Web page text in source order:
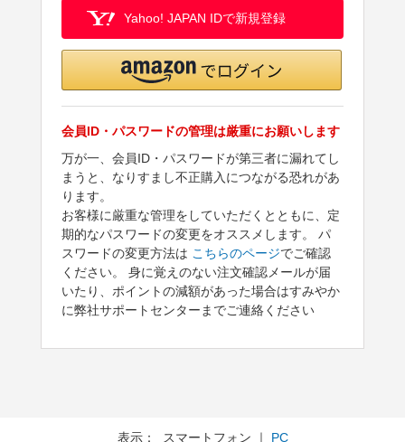
Yahoo! JAPAN IDで新規登録
会員ID・パスワードの管理は厳重にお願いします
万が一、会員ID・パスワードが第三者に漏れてし
まうと、なりすまし不正購入につながる恐れがあ
ります。
お客様に厳重な管理をしていただくとともに、定
期的なパスワードの変更をオススメします。 パ
スワードの変更方法は こちらのページでご確認
ください。 身に覚えのない注文確認メールが届
いたり、ポイントの減額があった場合はすみやか
に弊社サポートセンターまでご連絡ください
表示： スマートフォン ｜ PC